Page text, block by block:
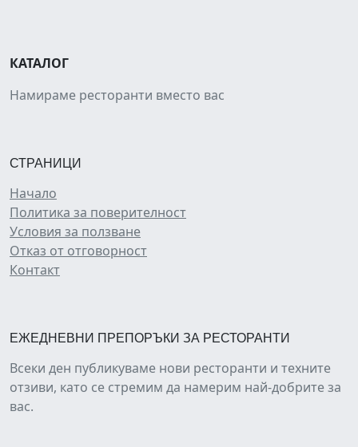
КАТАЛОГ
Намираме ресторанти вместо вас
СТРАНИЦИ
Начало
Политика за поверителност
Условия за ползване
Отказ от отговорност
Контакт
ЕЖЕДНЕВНИ ПРЕПОРЪКИ ЗА РЕСТОРАНТИ
Всеки ден публикуваме нови ресторанти и техните
отзиви, като се стремим да намерим най-добрите за
вас.